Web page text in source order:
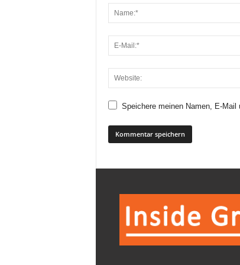
Speichere meinen Namen, E-